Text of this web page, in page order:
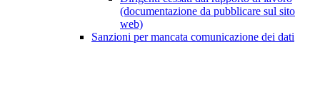
(documentazione da pubblicare sul sito
web)
Sanzioni per mancata comunicazione dei dati